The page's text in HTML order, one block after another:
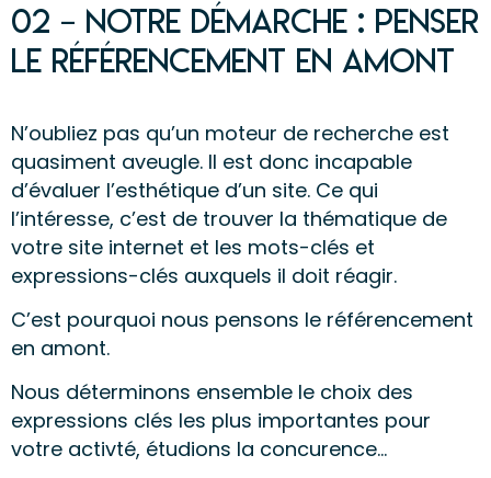
02 – Notre démarche : penser
le référencement en amont
N’oubliez pas qu’un moteur de recherche est
quasiment aveugle. Il est donc incapable
d’évaluer l’esthétique d’un site. Ce qui
l’intéresse, c’est de trouver la thématique de
votre site internet et les mots-clés et
expressions-clés auxquels il doit réagir.
C’est pourquoi nous pensons le référencement
en amont.
Nous déterminons ensemble le choix des
expressions clés les plus importantes pour
votre activté, étudions la concurence…